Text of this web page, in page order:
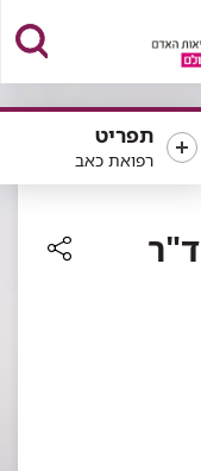
תפריט
רפואת כאב
ד"ר